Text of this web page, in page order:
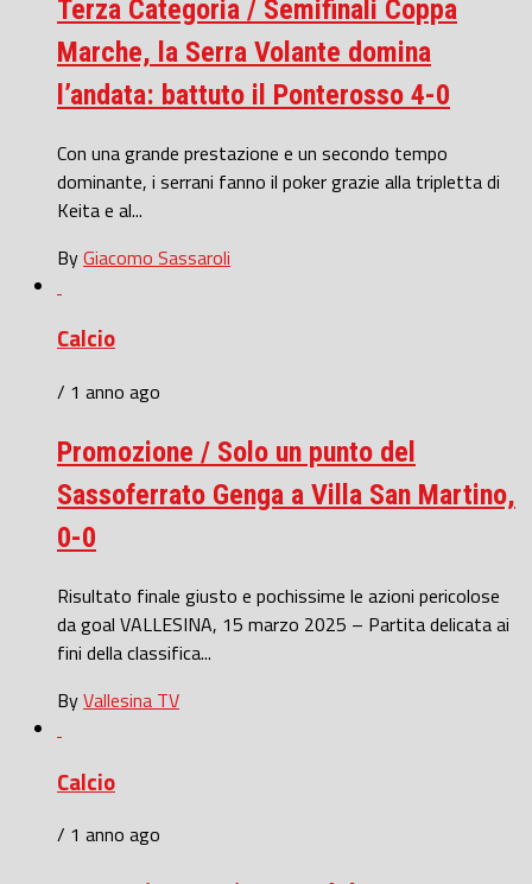
Terza Categoria / Semifinali Coppa
Marche, la Serra Volante domina
l’andata: battuto il Ponterosso 4-0
Con una grande prestazione e un secondo tempo
dominante, i serrani fanno il poker grazie alla tripletta di
Keita e al...
ByGiacomo Sassaroli
Calcio
/ 1 anno ago
Promozione / Solo un punto del
Sassoferrato Genga a Villa San Martino,
0-0
Risultato finale giusto e pochissime le azioni pericolose
da goal VALLESINA, 15 marzo 2025 – Partita delicata ai
fini della classifica...
ByVallesina TV
Calcio
/ 1 anno ago